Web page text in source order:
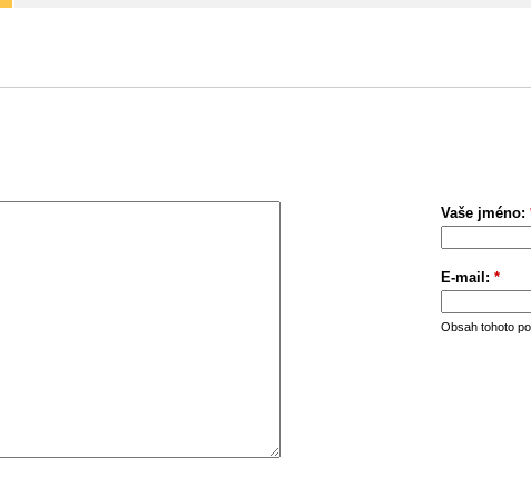
Vaše jméno:
E-mail: *
Obsah tohoto